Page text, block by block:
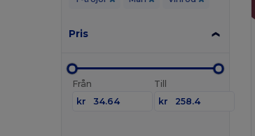
Pris
Från
kr
Till
kr